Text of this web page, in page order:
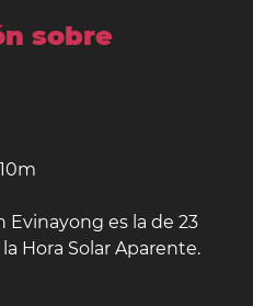
sobre
Evinayong es la de 23
Hora Solar Aparente.